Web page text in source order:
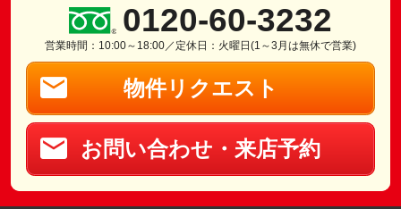
0120-60-3232
営業時間：10:00～18:00／定休日：火曜日(1～3月は無休で営業)
物件リクエスト
お問い合わせ・来店予約